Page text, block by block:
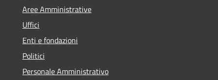
Aree Amministrative
Uffici
Enti e fondazioni
Politici
Personale Amministrativo